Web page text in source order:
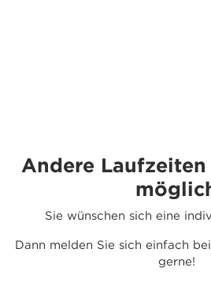
Andere
Sie wünschen sich eine
Dann melden Sie sich einfach
gerne!